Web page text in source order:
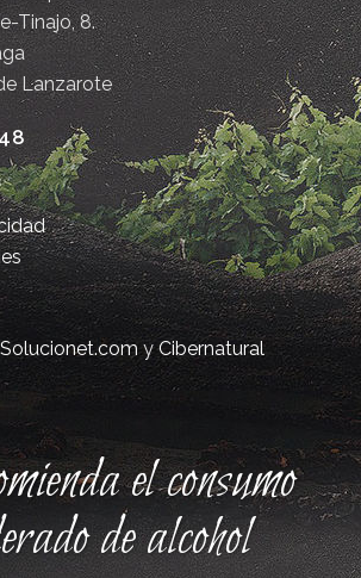
Tinajo, 8.
Lanzarote
Solucionet.comyCibernatural
el consumo
de alcohol